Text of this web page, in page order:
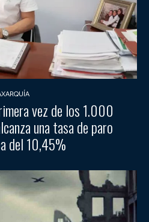
vez de los 1.000
una tasa de paro
del 10,45%